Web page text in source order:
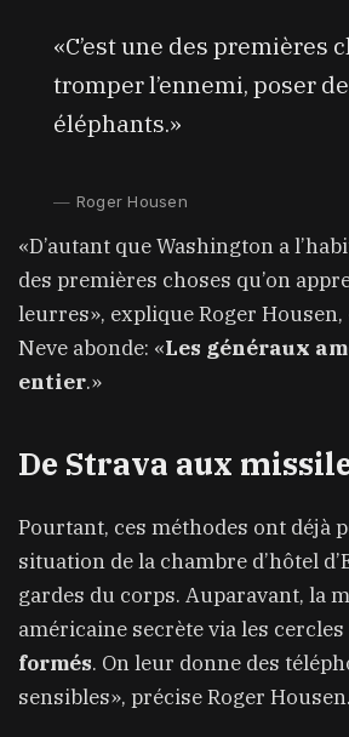
«C’est une des premières
tromper l’ennemi, poser
éléphants.»
Roger Housen
«D’autant que Washington a
des premières choses qu’on
leurres», explique Roger
Neve abonde: «Les généraux
entier.»
De Strava aux
Pourtant, ces méthodes ont déjà
situation de la chambre d’hôtel
gardes du corps. Auparavant, la
américaine secrète via les
formés. On leur donne des
sensibles», précise Roger Housen.